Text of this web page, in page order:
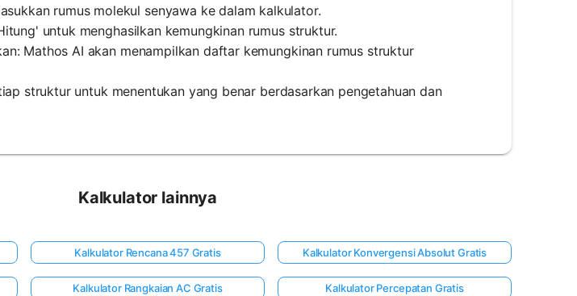
rumus molekul senyawa ke dalam kalkulator.
untuk menghasilkan kemungkinan rumus struktur.
Mathos AI akan menampilkan daftar kemungkinan rumus struktur
struktur untuk menentukan yang benar berdasarkan pengetahuan dan
Kalkulator lainnya
Kalkulator Rencana 457 Gratis Kalkulator Konvergensi Absolut Gratis
Kalkulator Rangkaian AC Gratis Kalkulator Percepatan Gratis